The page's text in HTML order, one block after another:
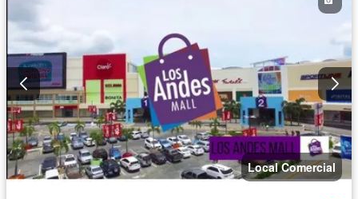
Local Comercial